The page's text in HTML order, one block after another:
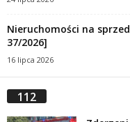
Nieruchomości na
37/2026]
16 lipca 2026
112